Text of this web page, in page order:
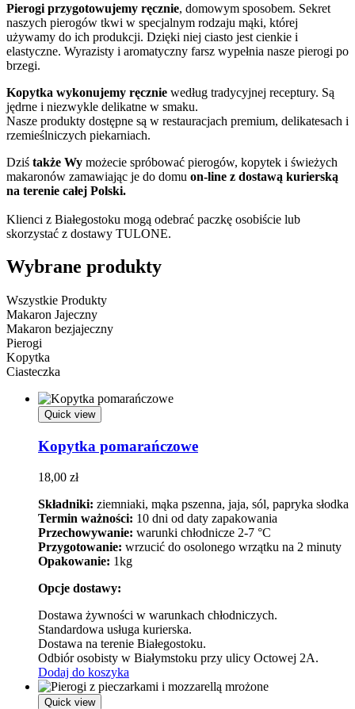
Pierogi przygotowujemy ręcznie, domowym sposobem. Sekret
naszych pierogów tkwi w specjalnym rodzaju mąki, której
używamy do ich produkcji. Dzięki niej ciasto jest cienkie i
elastyczne. Wyrazisty i aromatyczny farsz wypełnia nasze pierogi po
brzegi.
Kopytka wykonujemy ręcznie według tradycyjnej receptury. Są
jędrne i niezwykle delikatne w smaku.
Nasze produkty dostępne są w restauracjach premium, delikatesach i
rzemieślniczych piekarniach.
Dziś także Wy możecie spróbować pierogów, kopytek i świeżych
makaronów zamawiając je do domu on-line z dostawą kurierską
na terenie całej Polski.
Klienci z Białegostoku mogą odebrać paczkę osobiście lub
skorzystać z dostawy TULONE.
Wybrane produkty
Wszystkie Produkty
Makaron Jajeczny
Makaron bezjajeczny
Pierogi
Kopytka
Ciasteczka
Quick view
Kopytka pomarańczowe
18,00 zł
Składniki: ziemniaki, mąka pszenna, jaja, sól, papryka słodka
Termin ważności: 10 dni od daty zapakowania
Przechowywanie: warunki chłodnicze 2-7 °C
Przygotowanie: wrzucić do osolonego wrzątku na 2 minuty
Opakowanie: 1kg
Opcje dostawy:
Dostawa żywności w warunkach chłodniczych.
Standardowa usługa kurierska.
Dostawa na terenie Białegostoku.
Odbiór osobisty w Białymstoku przy ulicy Octowej 2A.
Dodaj do koszyka
Quick view